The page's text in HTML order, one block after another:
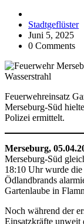
Stadtgeflüster
Juni 5, 2025
0 Comments
Feuerwehreinsatz
Merseburg-Süd
Polizei ermittelt.
Merseburg,
Merseburg-Süd
18:10 Uhr wurde die
Ödlandbrands
Gartenlaube in
Noch während der
Einsatzkräfte unweit